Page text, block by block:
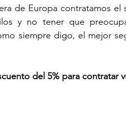
de Europa contratamos el
y no tener que
siempre digo, el mejor
del 5% para contratar